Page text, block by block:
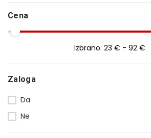
Indikatorji prestav
Stojala
Smerokazi
Uteži
Vizirji
Ogledala
Cena
Izbrano: 23 € - 92 €
Zaloga
Da
Ne